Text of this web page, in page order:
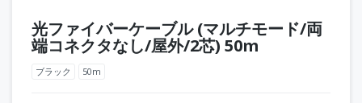
光ファイバーケーブル (マルチモード/両
端コネクタなし/屋外/2芯) 50m
ブラック 50m